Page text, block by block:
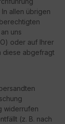
allen übrigen
uns
oder auf Ihrer
diese abgefragt
widerrufen
(z. B. nach